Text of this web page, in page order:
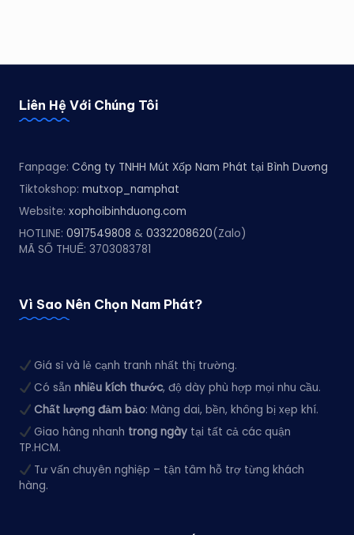
Liên Hệ Với Chúng Tôi
Fanpage: Công ty TNHH Mút Xốp Nam Phát tại Bình Dương
Tiktokshop: mutxop_namphat
Website: xophoibinhduong.com
HOTLINE: 0917549808 & 0332208620(Zalo)
MÃ SỐ THUẾ: 3703083781
Vì Sao Nên Chọn Nam Phát?
Giá sỉ và lẻ cạnh tranh nhất thị trường.
Có sẵnnhiều kích thước, độ dày phù hợp mọi nhu cầu.
Chất lượng đảm bảo: Màng dai, bền, không bị xẹp khí.
Giao hàng nhanh trong ngày tại tất cả các quận
TP.HCM.
Tư vấn chuyên nghiệp – tận tâm hỗ trợ từng khách
hàng.